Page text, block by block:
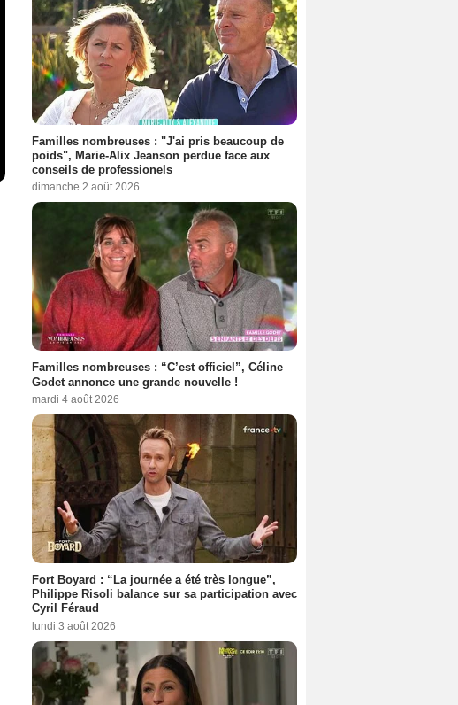
Familles nombreuses : "J'ai pris beaucoup de
poids", Marie-Alix Jeanson perdue face aux
conseils de professionels
dimanche 2 août 2026
Familles nombreuses : “C’est officiel”, Céline
Godet annonce une grande nouvelle !
mardi 4 août 2026
Fort Boyard : “La journée a été très longue”,
Philippe Risoli balance sur sa participation avec
Cyril Féraud
lundi 3 août 2026